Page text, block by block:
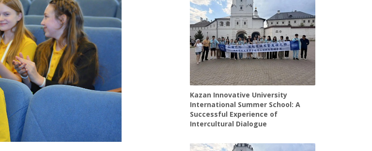
Kazan Innovative University
International Summer School: A
Successful Experience of
Intercultural Dialogue